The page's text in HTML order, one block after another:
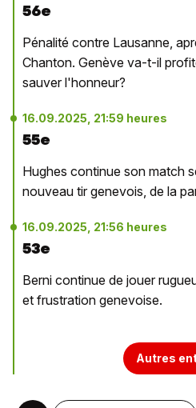
56e
Pénalité contre Lausanne,
Chanton. Genève va-t-il
sauver l'honneur?
16.09.2025, 21:59 heures
55e
Hughes continue son match
nouveau tir genevois, de la
16.09.2025, 21:56 heures
53e
Berni continue de jouer
et frustration genevoise.
Autres